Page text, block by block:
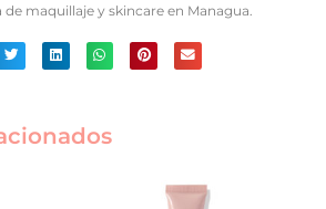
de maquillaje y skincare en Managua.